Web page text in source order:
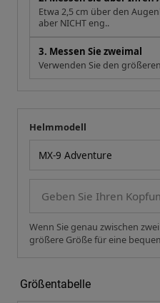
Etwa 2,5 cm über den
aber NICHT eng..
3. Messen Sie zweimal
Verwenden Sie den
Ihre Messung
Helmmodell
Wenn Sie genau zwischen
größere Größe für eine
Größentabelle